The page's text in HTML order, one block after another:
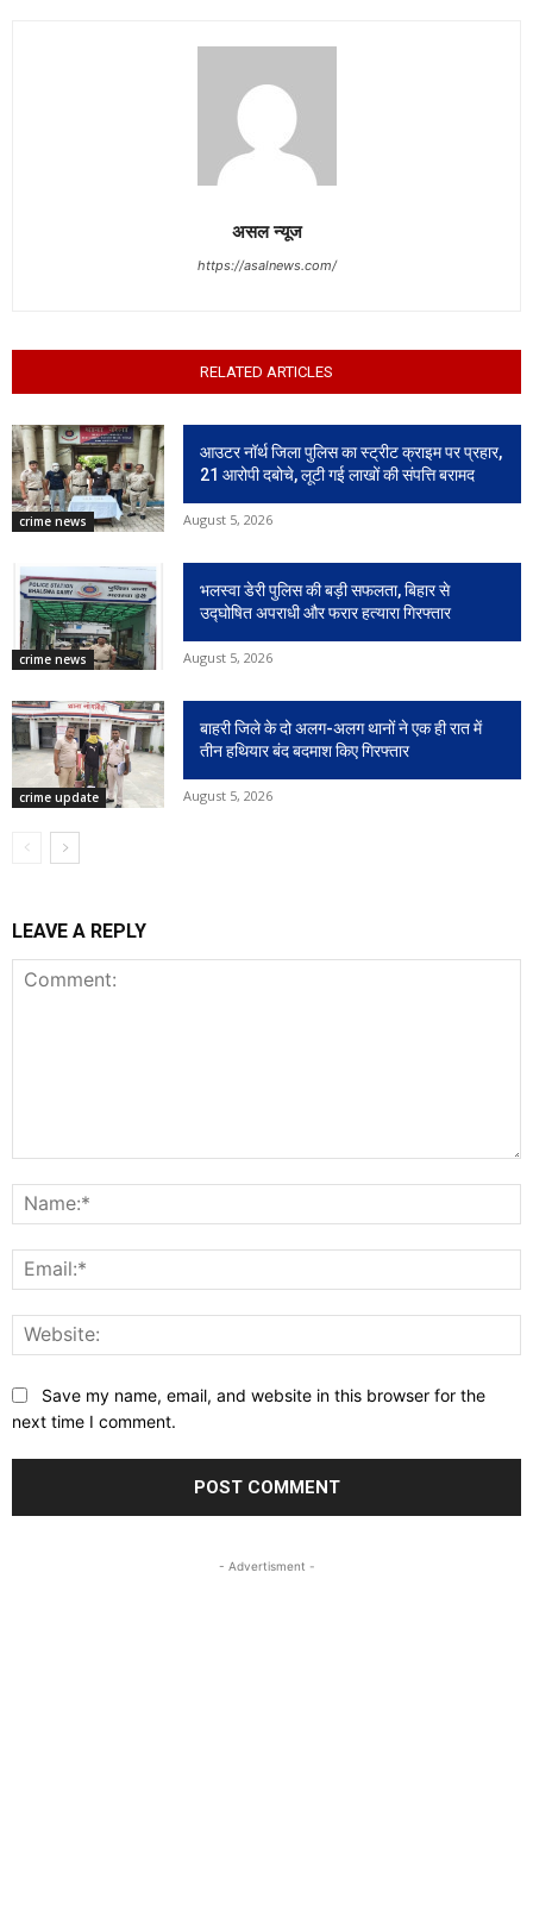
असल न्यूज
https://asalnews.com/
RELATED ARTICLES
crime news
आउटर नॉर्थ जिला पुलिस का स्ट्रीट क्राइम पर प्रहार,
21 आरोपी दबोचे, लूटी गई लाखों की संपत्ति बरामद
August 5, 2026
crime news
भलस्वा डेरी पुलिस की बड़ी सफलता, बिहार से
उद्घोषित अपराधी और फरार हत्यारा गिरफ्तार
August 5, 2026
crime update
बाहरी जिले के दो अलग-अलग थानों ने एक ही रात में
तीन हथियार बंद बदमाश किए गिरफ्तार
August 5, 2026
LEAVE A REPLY
Save my name, email, and website in this browser for the
next time I comment.
- Advertisment -